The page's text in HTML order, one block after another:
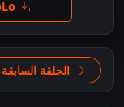
الحلقة السابقة